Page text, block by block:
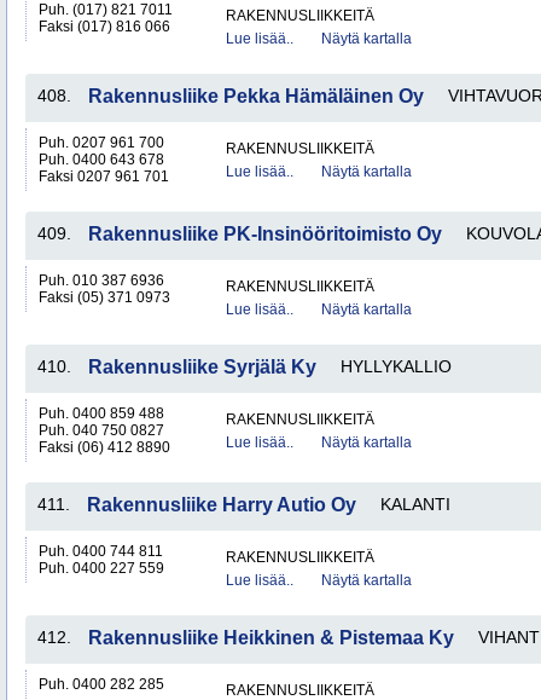
Puh. (017) 821 7011
Faksi (017) 816 066
RAKENNUSLIIKKEITÄ
Lue lisää..
Näytä kartalla
408. Rakennusliike Pekka Hämäläinen Oy
Puh. 0207 961 700
Puh. 0400 643 678
Faksi 0207 961 701
RAKENNUSLIIKKEITÄ
Lue lisää..
Näytä kartalla
409. Rakennusliike PK-Insinööritoimisto Oy
Puh. 010 387 6936
Faksi (05) 371 0973
RAKENNUSLIIKKEITÄ
Lue lisää..
Näytä kartalla
410. Rakennusliike Syrjälä Ky HYLLYKALLIO
Puh. 0400 859 488
Puh. 040 750 0827
Faksi (06) 412 8890
RAKENNUSLIIKKEITÄ
Lue lisää..
Näytä kartalla
411. Rakennusliike Harry Autio Oy KALANTI
Puh. 0400 744 811
Puh. 0400 227 559
RAKENNUSLIIKKEITÄ
Lue lisää..
Näytä kartalla
412. Rakennusliike Heikkinen & Pistemaa Ky
Puh. 0400 282 285
RAKENNUSLIIKKEITÄ